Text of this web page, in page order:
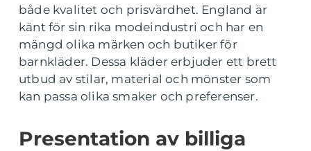
både kvalitet och prisvärdhet. England är
känt för sin rika modeindustri och har en
mängd olika märken och butiker för
barnkläder. Dessa kläder erbjuder ett brett
utbud av stilar, material och mönster som
kan passa olika smaker och preferenser.
Presentation av billiga